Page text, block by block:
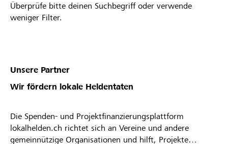
Überprüfe bitte deinen Suchbegriff oder verwende
weniger Filter.
Unsere Partner
Wir fördern lokale Heldentaten
Die Spenden- und Projektfinanzierungsplattform
lokalhelden.ch richtet sich an Vereine und andere
gemeinnützige Organisationen und hilft, Projekte